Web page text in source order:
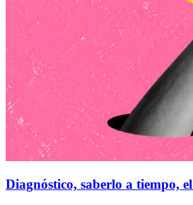
Diagnóstico, saberlo a tiempo,